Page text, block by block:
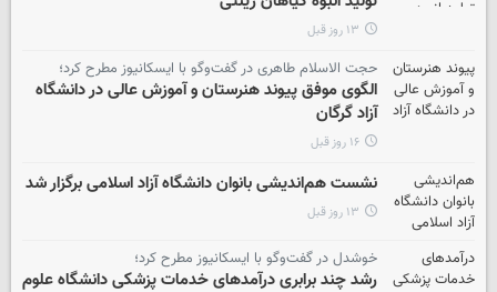
۱۳ روز قبل
حجت الاسلام طاهری در گفت‌وگو با ایسکانیوز مطرح کرد؛
الگوی موفق پیوند هنرستان و آموزش عالی در دانشگاه
آزاد گرگان
۱۶ روز قبل
نشست هم‌اندیشی بانوان دانشگاه آزاد اسلامی برگزار شد
۱۳ روز قبل
خوشدل در گفت‌وگو با ایسکانیوز مطرح کرد؛
رشد چند برابری درآمدهای خدمات پزشکی دانشگاه علوم